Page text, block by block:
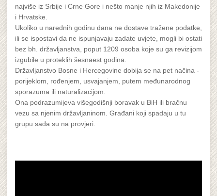
najviše iz Srbije i Crne Gore i nešto manje njih iz Makedonije
i Hrvatske.
Ukoliko u narednih godinu dana ne dostave tražene podatke,
ili se ispostavi da ne ispunjavaju zadate uvjete, mogli bi ostati
bez bh. državljanstva, poput 1209 osoba koje su ga revizijom
izgubile u proteklih šesnaest godina.
Državljanstvo Bosne i Hercegovine dobija se na pet načina -
porijeklom, rođenjem, usvajanjem, putem međunarodnog
sporazuma ili naturalizacijom.
Ona podrazumijeva višegodišnji boravak u BiH ili bračnu
vezu sa njenim državljaninom. Građani koji spadaju u tu
grupu sada su na provjeri.